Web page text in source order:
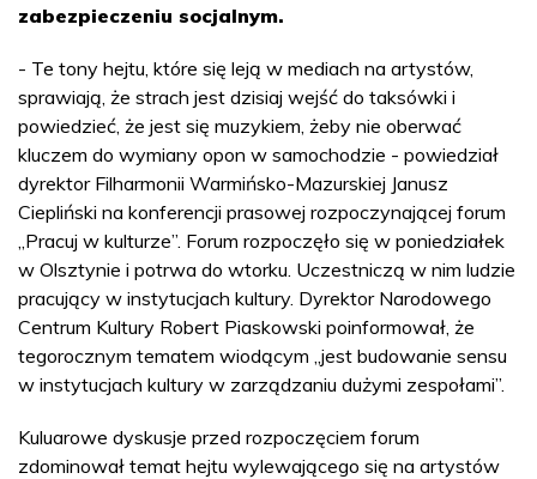
zabezpieczeniu socjalnym.
- Te tony hejtu, które się leją w mediach na artystów,
sprawiają, że strach jest dzisiaj wejść do taksówki i
powiedzieć, że jest się muzykiem, żeby nie oberwać
kluczem do wymiany opon w samochodzie - powiedział
dyrektor Filharmonii Warmińsko-Mazurskiej Janusz
Ciepliński na konferencji prasowej rozpoczynającej forum
„Pracuj w kulturze”. Forum rozpoczęło się w poniedziałek
w Olsztynie i potrwa do wtorku. Uczestniczą w nim ludzie
pracujący w instytucjach kultury. Dyrektor Narodowego
Centrum Kultury Robert Piaskowski poinformował, że
tegorocznym tematem wiodącym „jest budowanie sensu
w instytucjach kultury w zarządzaniu dużymi zespołami”.
Kuluarowe dyskusje przed rozpoczęciem forum
zdominował temat hejtu wylewającego się na artystów